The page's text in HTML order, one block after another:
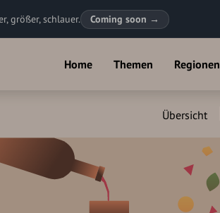
größer, schlauer. Coming soon →
Home Themen Regionen
Übersicht